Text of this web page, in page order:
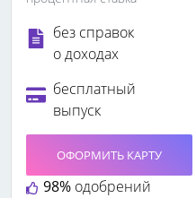
без справок
о доходах
бесплатный
выпуск
98% одобрений
ОФОРМИТЬ КАРТУ